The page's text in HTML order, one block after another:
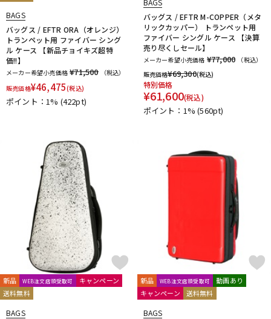
DJ機器 DTM
DTM オンライン納品
中古
BAGS
バッグス / EFTR ORA（オレンジ）
トランペット用 ファイバー シング
ル ケース 【新品チョイキズ超特
価!!】
メーカー希望小売価格 ¥71,500
（税込）
販売価格¥46,475(税込)
ポイント：1% (422pt)
バッグス / EFTR M-COPPER（メタ
リックカッパー） トランペット用
ファイバー シングル ケース 【決算
売り尽くしセール】
メーカー希望小売価格 ¥77,000
（税込）
販売価格¥69,300(税込)
特別価格
¥61,600(税込)
ポイント：1%(560pt)
新品 WEB注文店頭受取可
キャンペーン
送料無料
BAGS
新品 WEB注文店頭受取可
動画あり
キャンペーン
送料無料
BAGS